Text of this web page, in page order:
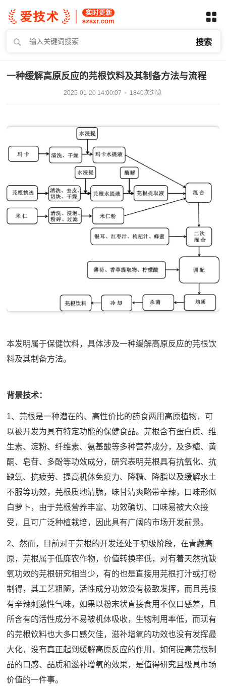
搜索
一种缓解高原反应的芫根饮料及其制备方法与流程
2025-01-20 14:00:07 1840次浏览
本发明属于保健饮料，具体涉及一种缓解高原反应的芫根饮
料及其制备方法。
背景技术：
1、芫根是一种潜在的、高性价比的药食两用高原植物，可
以被开发为具有特定功能的保健食品。芫根含有蛋白质、维
生素、淀粉、纤维素、氨基酸等多种营养成分，及多糖、黄
酮、皂苷、多酚等功效成分，研究表明芫根具有抗氧化、抗
缺氧、抗疲劳、提高机体免疫力、降糖、降脂以及缓解水土
不服等功效，芫根质地清脆，味甘清爽略带辛辣，口味形似
白萝卜，由于芫根营养丰富、功效确切、口味易被大众接
受，且可广泛种植栽培，因此具有广阔的市场开发前景。
2、然而，目前对于芫根的开发还处于初级阶段，在青藏高
原，芫根属于低廉农作物，价值转换率低，对有着天然抗缺
氧功效的芫根研究相当少，有的也是直接用芫根打汁或打粉
制得，其工艺粗陋，活性成分功效没有极致发挥，而且芫根
有辛辣刺激性气味，如果以粉末状直接食用不仅口感差，且
所含有的活性成分不易被机体吸收，生物利用率低，而现有
的芫根饮料也大多口感欠佳，滋补增氧的功效也没有发挥最
大化，没有真正起到缓解高原反应的作用，如何提高芫根制
品的口感、品质和滋补增氧的效果，是值得研究且极具市场
价值的一件事。